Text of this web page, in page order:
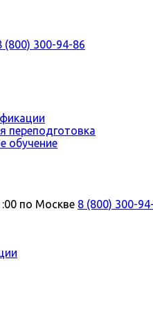
(800) 300-94-86
переподготовка
обучение
по Москве 8 (800) 300-